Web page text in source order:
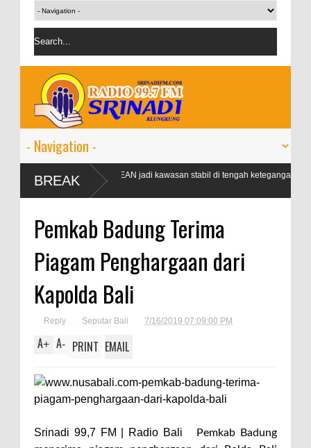
BREAK
Airlangga: ASEAN jadi kawasan stabil di tengah ketegangan
geopolitik
Pemkab Badung Terima
Piagam Penghargaan dari
Kapolda Bali
Reply Seputar Bali 7/16/2019 07:09:00 PM
A+ A- PRINT EMAIL
Srinadi 99,7 FM | Radio Bali
Pemkab Badung